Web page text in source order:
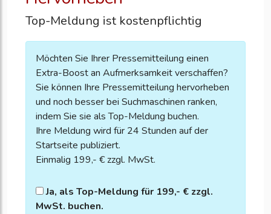
Top-Meldung ist kostenpflichtig
Möchten Sie Ihrer Pressemitteilung einen
Extra-Boost an Aufmerksamkeit verschaffen?
Sie können Ihre Pressemitteilung hervorheben
und noch besser bei Suchmaschinen ranken,
indem Sie sie als Top-Meldung buchen.
Ihre Meldung wird für 24 Stunden auf der
Startseite publiziert.
Einmalig 199,- € zzgl. MwSt.
Ja, als Top-Meldung für 199,- € zzgl.
MwSt. buchen.